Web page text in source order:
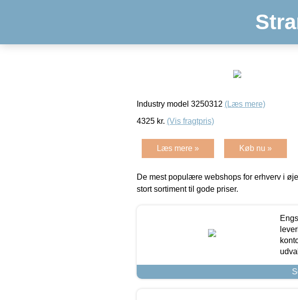
Industry model 3250312 (Læs mere)
4325 kr. (Vis fragtpris)
Læs mere » Køb nu »
De mest populære webshops for erhverv i
stort sortiment til gode priser.